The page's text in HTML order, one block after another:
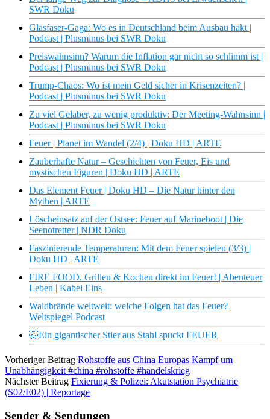
SWR Doku
Glasfaser-Gaga: Wo es in Deutschland beim Ausbau hakt |
Podcast | Plusminus bei SWR Doku
Preiswahnsinn? Warum die Inflation gar nicht so schlimm ist |
Podcast | Plusminus bei SWR Doku
Trump-Chaos: Wo ist mein Geld sicher in Krisenzeiten? |
Podcast | Plusminus bei SWR Doku
Zu viel Gelaber, zu wenig produktiv: Der Meeting-Wahnsinn |
Podcast | Plusminus bei SWR Doku
Feuer | Planet im Wandel (2/4) | Doku HD | ARTE
Zauberhafte Natur – Geschichten von Feuer, Eis und
mystischen Figuren | Doku HD | ARTE
Das Element Feuer | Doku HD – Die Natur hinter den
Mythen | ARTE
Löscheinsatz auf der Ostsee: Feuer auf Marineboot | Die
Seenotretter | NDR Doku
Faszinierende Temperaturen: Mit dem Feuer spielen (3/3) |
Doku HD | ARTE
FIRE FOOD. Grillen & Kochen direkt im Feuer! | Abenteuer
Leben | Kabel Eins
Waldbrände weltweit: welche Folgen hat das Feuer? |
Weltspiegel Podcast
🤯Ein gigantischer Stier aus Stahl spuckt FEUER
Vorheriger Beitrag Rohstoffe aus China Europas Kampf um
Unabhängigkeit #china #rohstoffe #handelskrieg
Nächster Beitrag Fixierung & Polizei: Akutstation Psychiatrie
(S02/E02) | Reportage
Sender & Sendungen